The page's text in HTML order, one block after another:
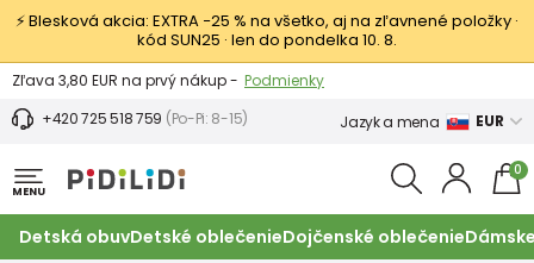
⚡ Blesková akcia: EXTRA −25 % na všetko, aj na zľavnené položky ·
kód SUN25 · len do pondelka 10. 8.
Výmena a vrátenie tovaru - Zobraziť
Zľava 3,80 EUR na prvý nákup - Podmienky
+420 725 518 759 (Po-Pi: 8-15) Jazyk a mena EUR
MENU
0
Detská obuvDetské oblečenieDojčenské oblečenie